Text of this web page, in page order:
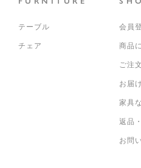
テーブル
チェア
会員
商品
ご注
お届
家具
返品
お問